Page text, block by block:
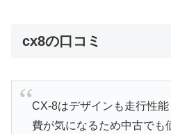
cx8の口コミ
CX-8はデザインも走行性
費が気になるため中古でも